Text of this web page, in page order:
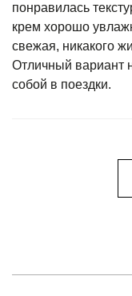
понравилась
крем хорошо
свежая, никакого
Отличный вариант
собой в поездки.